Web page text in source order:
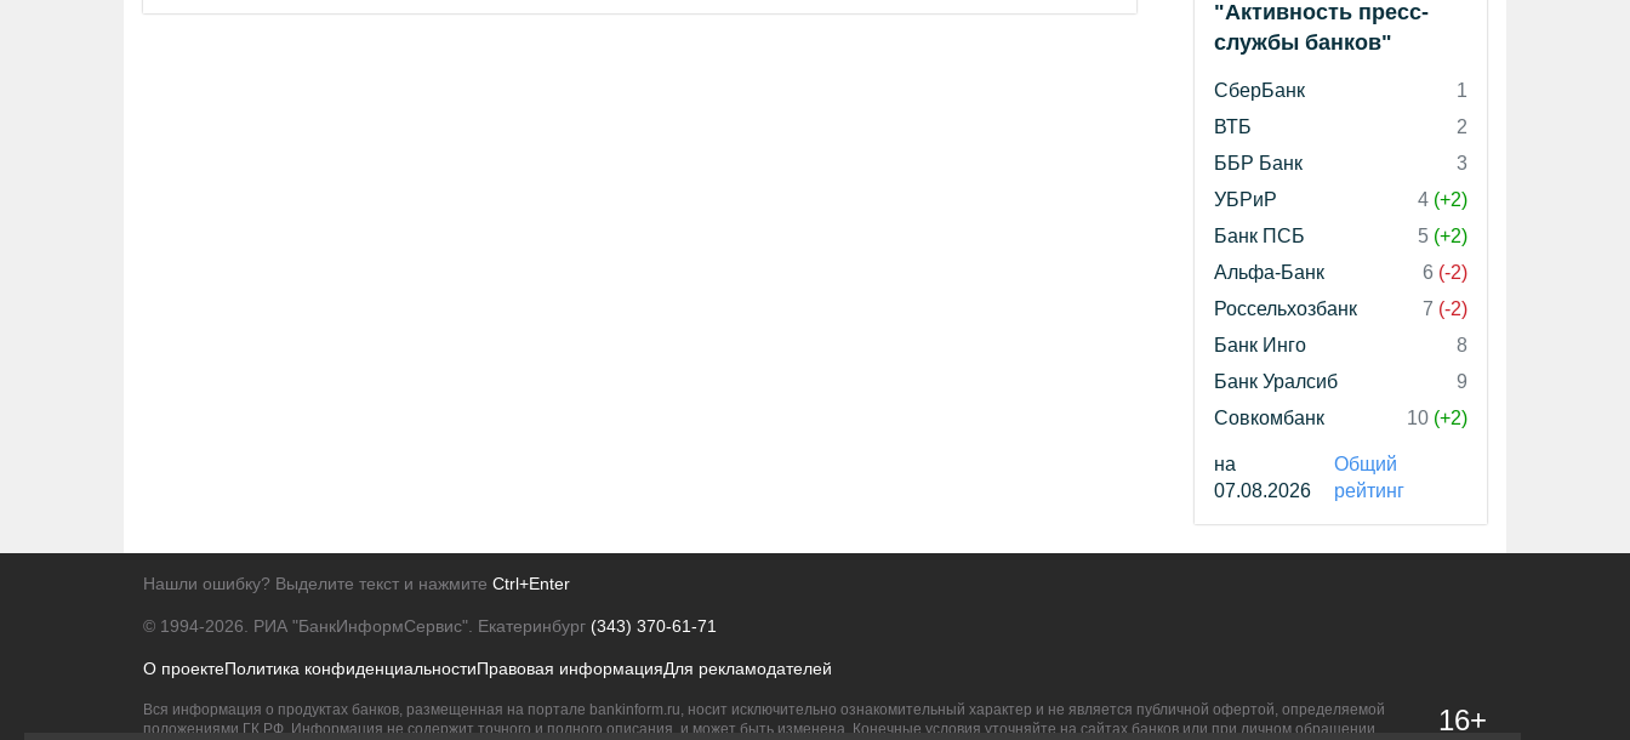
"Активность пресс-
службы банков"
СберБанк
1
ВТБ
2
ББР Банк
3
УБРиР
4 (+2)
Банк ПСБ
5 (+2)
Альфа-Банк
6 (-2)
Россельхозбанк
7 (-2)
Банк Инго
8
Банк Уралсиб
9
Совкомбанк
10 (+2)
на
07.08.2026
Общий
рейтинг
Нашли ошибку? Выделите текст и нажмите Ctrl+Enter
© 1994-2026. РИА "БанкИнформСервис". Екатеринбург (343) 370-61-71
О проектеПолитика конфиденциальностиПравовая информацияДля рекламодателей
Вся информация о продуктах банков, размещенная на портале bankinform.ru, носит исключительно ознакомительный характер и не является публичной офертой, определяемой
положениями ГК РФ. Информация не содержит точного и полного описания, и может быть изменена. Конечные условия уточняйте на сайтах банков или при личном обращении.
16+